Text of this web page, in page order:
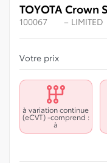
TOYOTA Crown
100067 – LIMITED
Votre prix
à variation continue
(eCVT) -comprend :
à